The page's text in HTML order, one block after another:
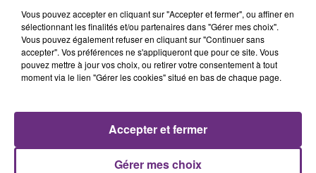
LE MAGASIN JOUÉCLUB DE REIMS FERME
SES PORTES
C'était l'une des institutions du centre-ville
rémois. Le magasin JouéClub est contraint de
fermer ses portes.
18h21
18h21
Vous pouvez accepter en cliquant sur "Accepter et fermer", ou affiner en
sélectionnant les finalités et/ou partenaires dans "Gérer mes choix".
Vous pouvez également refuser en cliquant sur "Continuer sans
accepter". Vos préférences ne s'appliqueront que pour ce site. Vous
pouvez mettre à jour vos choix, ou retirer votre consentement à tout
moment via le lien "Gérer les cookies" situé en bas de chaque page.
Gérer mes choix
Accepter et fermer